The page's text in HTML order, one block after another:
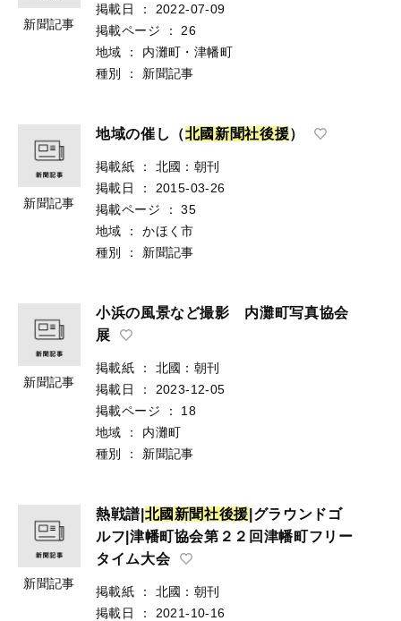
新聞記事
掲載日
：
2022-07-09
掲載ページ
：
26
地域
：
内灘町・津幡町
種別
： 新聞記事
新聞記事
地域の催し（北國 新聞社後援）
掲載紙 ：
北國：朝刊
掲載日
：
2015-03-26
掲載ページ
：
35
地域
：
かほく市
種別
： 新聞記事
新聞記事
小浜の風景など撮影 内灘町写真協会
展
掲載紙 ：
北國：朝刊
掲載日
：
2023-12-05
掲載ページ
：
18
地域
：
内灘町
種別
： 新聞記事
新聞記事
熱戦譜| 北國 新聞社後援 |グラウンドゴ
ルフ|津幡町協会第２２回津幡町フリー
タイム大会
掲載紙 ：
北國：朝刊
掲載日
：
2021-10-16